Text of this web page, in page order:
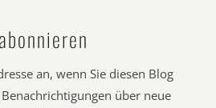
an, wenn Sie diesen Blog
über neue